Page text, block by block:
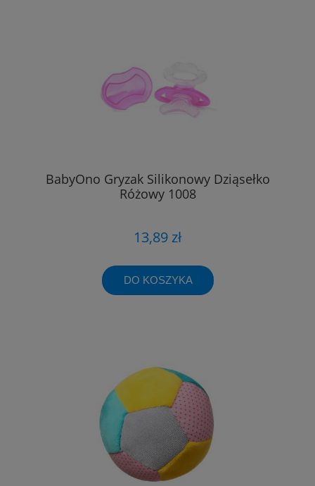
BabyOno Gryzak Silikonowy Dziąsełko
Różowy 1008
13,89 zł
DO KOSZYKA